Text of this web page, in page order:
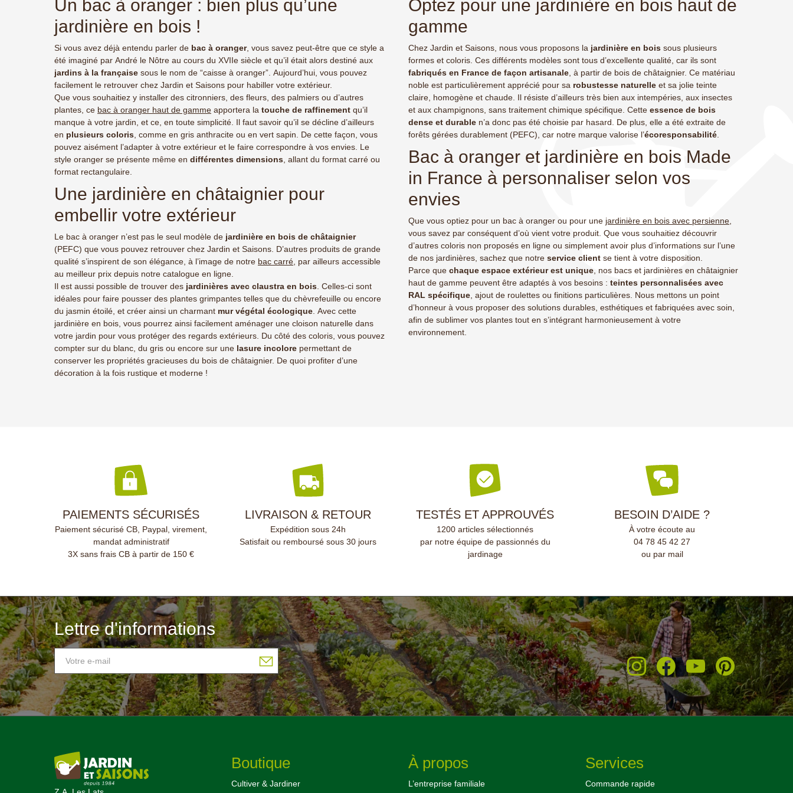
durabilité pour créer un espace
extérieur accueillant et
fabriqué en France !
parasites. Notre service client est
souhaitez un RAL spécifique,
goudron.Excellente fabrication
artisanale française.
Un bac à oranger : bien plus qu’une
jardinière en bois !
Si vous avez déjà entendu parler de bac à oranger, vous savez peut-être que ce style a
été imaginé par André le Nôtre au cours du XVIIe siècle et qu’il était alors destiné aux
jardins à la française sous le nom de “caisse à oranger”. Aujourd’hui, vous pouvez
facilement le retrouver chez Jardin et Saisons pour habiller votre extérieur.
Que vous souhaitiez y installer des citronniers, des fleurs, des palmiers ou d’autres
plantes, ce bac à oranger haut de gamme apportera la touche de raffinement qu’il
manque à votre jardin, et ce, en toute simplicité. Il faut savoir qu’il se décline d’ailleurs
en plusieurs coloris , comme en gris anthracite ou en vert sapin. De cette façon, vous
pouvez aisément l’adapter à votre extérieur et le faire correspondre à vos envies. Le
style oranger se présente même en différentes dimensions , allant du format carré ou
format rectangulaire.
Une jardinière en châtaignier pour
embellir votre extérieur
Le bac à oranger n’est pas le seul modèle de jardinière en bois de châtaignier
(PEFC) que vous pouvez retrouver chez Jardin et Saisons. D’autres produits de grande
qualité s’inspirent de son élégance, à l’image de notre bac carré , par ailleurs accessible
au meilleur prix depuis notre catalogue en ligne.
Il est aussi possible de trouver des jardinières avec claustra en bois . Celles-ci sont
idéales pour faire pousser des plantes grimpantes telles que du chèvrefeuille ou encore
du jasmin étoilé, et créer ainsi un charmant mur végétal écologique . Avec cette
jardinière en bois, vous pourrez ainsi facilement aménager une cloison naturelle dans
votre jardin pour vous protéger des regards extérieurs. Du côté des coloris, vous pouvez
compter sur du blanc, du gris ou encore sur une lasure incolore permettant de
conserver les propriétés gracieuses du bois de châtaignier. De quoi profiter d’une
décoration à la fois rustique et moderne !
Optez pour une jardinière en bois haut de
gamme
Chez Jardin et Saisons, nous vous proposons la jardinière en bois sous plusieurs
formes et coloris. Ces différents modèles sont tous d’excellente qualité, car ils sont
fabriqués en France de façon artisanale , à partir de bois de châtaignier. Ce matériau
noble est particulièrement apprécié pour sa robustesse naturelle et sa jolie teinte
claire, homogène et chaude. Il résiste d’ailleurs très bien aux intempéries, aux insectes
et aux champignons, sans traitement chimique spécifique. Cette essence de bois
dense et durable n’a donc pas été choisie par hasard. De plus, elle a été extraite de
forêts gérées durablement (PEFC), car notre marque valorise l’écoresponsabilité
Bac à oranger et jardinière en bois Made
in France à personnaliser selon vos
envies
Que vous optiez pour un bac à oranger ou pour une jardinière en bois avec persienne
vous savez par conséquent d’où vient votre produit. Que vous souhaitiez découvrir
d’autres coloris non proposés en ligne ou simplement avoir plus d’informations sur l’une
de nos jardinières, sachez que notre service client se tient à votre disposition.
Parce que chaque espace extérieur est unique , nos bacs et jardinières en châtaignier
haut de gamme peuvent être adaptés à vos besoins : teintes personnalisées avec
RAL spécifique , ajout de roulettes ou finitions particulières. Nous mettons un point
d’honneur à vous proposer des solutions durables, esthétiques et fabriquées avec soin,
afin de sublimer vos plantes tout en s’intégrant harmonieusement à votre
environnement.
PAIEMENTS SÉCURISÉS
Paiement sécurisé CB, Paypal, virement,
mandat administratif
3X sans frais CB à partir de 150 €
LIVRAISON & RETOUR
Expédition sous 24h
Satisfait ou remboursé sous 30 jours
TESTÉS ET APPROUVÉS
1200 articles sélectionnés
par notre équipe de passionnés du
jardinage
BESOIN D’AIDE ?
À votre écoute au
04 78 45 42 27
ou par mail
Lettre d'informations
Boutique
Cultiver & Jardiner
À propos
L’entreprise familiale
Services
Commande rapide